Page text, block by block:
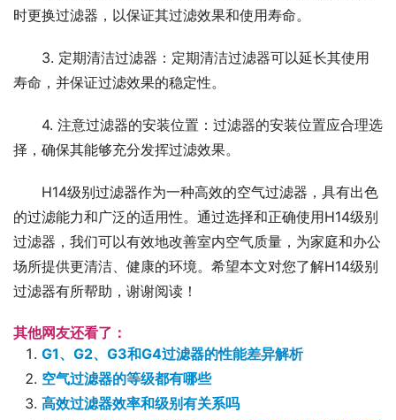
时更换过滤器，以保证其过滤效果和使用寿命。
3. 定期清洁过滤器：定期清洁过滤器可以延长其使用
寿命，并保证过滤效果的稳定性。
4. 注意过滤器的安装位置：过滤器的安装位置应合理选
择，确保其能够充分发挥过滤效果。
H14级别过滤器作为一种高效的空气过滤器，具有出色
的过滤能力和广泛的适用性。通过选择和正确使用H14级别
过滤器，我们可以有效地改善室内空气质量，为家庭和办公
场所提供更清洁、健康的环境。希望本文对您了解H14级别
过滤器有所帮助，谢谢阅读！
其他网友还看了：
G1、G2、G3和G4过滤器的性能差异解析
空气过滤器的等级都有哪些
高效过滤器效率和级别有关系吗